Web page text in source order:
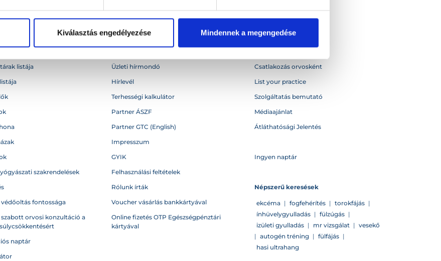
Kiválasztás engedélyezése Mindennek a megengedése
listája
szakrendelések
védőoltás fontossága
szabott orvosi konzultáció a
naptár
Üzleti hírmondó
Hírlevél
Terhességi kalkulátor
Partner ÁSZF
Partner GTC (English)
Impresszum
GYIK
Felhasználási feltételek
Rólunk írták
Voucher vásárlás bankkártyával
Online fizetés OTP Egészségpénztári
kártyával
Csatlakozás orvosként
List your practice
Szolgáltatás bemutató
Médiaajánlat
Átláthatósági Jelentés
Ingyen naptár
Népszerű keresések
ekcéma | fogfehérítés | torokfájás |
ínhüvelygyulladás | fülzúgás |
izületi gyulladás | mr vizsgálat | vesekő
| autogén tréning | fülfájás |
hasi ultrahang